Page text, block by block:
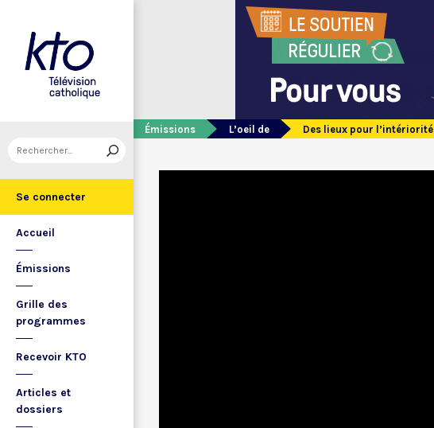
Se connecter
Accueil
Émissions
Grille des
programmes
Recevoir KTO
Articles et
dossiers
Émissions L’oeil de Des lieux pour l’intériorité